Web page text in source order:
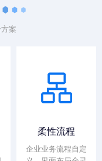
案
柔性流程
企业业务流程自定